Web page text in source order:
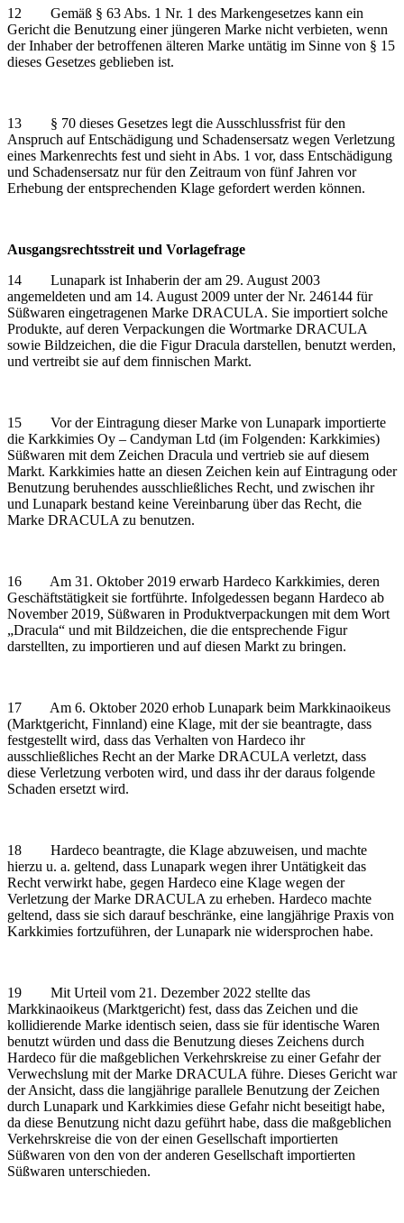
12 Gemäß § 63 Abs. 1 Nr. 1 des Markengesetzes kann ein
Gericht die Benutzung einer jüngeren Marke nicht verbieten, wenn
der Inhaber der betroffenen älteren Marke untätig im Sinne von § 15
dieses Gesetzes geblieben ist.
13 § 70 dieses Gesetzes legt die Ausschlussfrist für den
Anspruch auf Entschädigung und Schadensersatz wegen Verletzung
eines Markenrechts fest und sieht in Abs. 1 vor, dass Entschädigung
und Schadensersatz nur für den Zeitraum von fünf Jahren vor
Erhebung der entsprechenden Klage gefordert werden können.
Ausgangsrechtsstreit und Vorlagefrage
14 Lunapark ist Inhaberin der am 29. August 2003
angemeldeten und am 14. August 2009 unter der Nr. 246144 für
Süßwaren eingetragenen Marke DRACULA. Sie importiert solche
Produkte, auf deren Verpackungen die Wortmarke DRACULA
sowie Bildzeichen, die die Figur Dracula darstellen, benutzt werden,
und vertreibt sie auf dem finnischen Markt.
15 Vor der Eintragung dieser Marke von Lunapark importierte
die Karkkimies Oy – Candyman Ltd (im Folgenden: Karkkimies)
Süßwaren mit dem Zeichen Dracula und vertrieb sie auf diesem
Markt. Karkkimies hatte an diesen Zeichen kein auf Eintragung oder
Benutzung beruhendes ausschließliches Recht, und zwischen ihr
und Lunapark bestand keine Vereinbarung über das Recht, die
Marke DRACULA zu benutzen.
16 Am 31. Oktober 2019 erwarb Hardeco Karkkimies, deren
Geschäftstätigkeit sie fortführte. Infolgedessen begann Hardeco ab
November 2019, Süßwaren in Produktverpackungen mit dem Wort
„Dracula“ und mit Bildzeichen, die die entsprechende Figur
darstellten, zu importieren und auf diesen Markt zu bringen.
17 Am 6. Oktober 2020 erhob Lunapark beim Markkinaoikeus
(Marktgericht, Finnland) eine Klage, mit der sie beantragte, dass
festgestellt wird, dass das Verhalten von Hardeco ihr
ausschließliches Recht an der Marke DRACULA verletzt, dass
diese Verletzung verboten wird, und dass ihr der daraus folgende
Schaden ersetzt wird.
18 Hardeco beantragte, die Klage abzuweisen, und machte
hierzu u. a. geltend, dass Lunapark wegen ihrer Untätigkeit das
Recht verwirkt habe, gegen Hardeco eine Klage wegen der
Verletzung der Marke DRACULA zu erheben. Hardeco machte
geltend, dass sie sich darauf beschränke, eine langjährige Praxis von
Karkkimies fortzuführen, der Lunapark nie widersprochen habe.
19 Mit Urteil vom 21. Dezember 2022 stellte das
Markkinaoikeus (Marktgericht) fest, dass das Zeichen und die
kollidierende Marke identisch seien, dass sie für identische Waren
benutzt würden und dass die Benutzung dieses Zeichens durch
Hardeco für die maßgeblichen Verkehrskreise zu einer Gefahr der
Verwechslung mit der Marke DRACULA führe. Dieses Gericht war
der Ansicht, dass die langjährige parallele Benutzung der Zeichen
durch Lunapark und Karkkimies diese Gefahr nicht beseitigt habe,
da diese Benutzung nicht dazu geführt habe, dass die maßgeblichen
Verkehrskreise die von der einen Gesellschaft importierten
Süßwaren von den von der anderen Gesellschaft importierten
Süßwaren unterschieden.